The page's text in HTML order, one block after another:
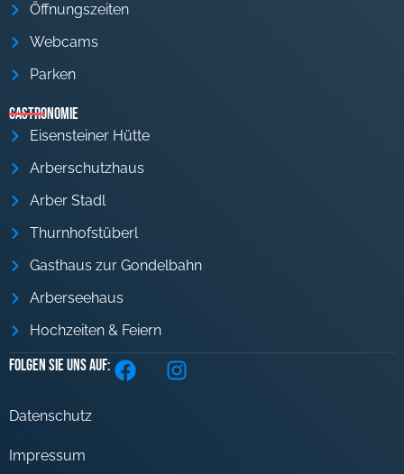
Öffnungszeiten
Webcams
Parken
Gastronomie
Eisensteiner Hütte
Arberschutzhaus
Arber Stadl
Thurnhofstüberl
Gasthaus zur Gondelbahn
Arberseehaus
Hochzeiten & Feiern
Folgen Sie uns auf:
Datenschutz
Impressum